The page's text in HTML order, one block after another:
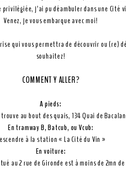
j’ai pu déambuler dans une Cité
Venez, je vous embarque avec moi!
qui vous permettra de découvrir ou (re)
souhaitez!
COMMENT Y ALLER?
A pieds:
au bout des quais, 134 Quai de
En tramway B, Batcub, ou Vcub:
à la station « La Cité du Vin »
En voiture:
au 2 rue de Gironde est à moins de 2mn